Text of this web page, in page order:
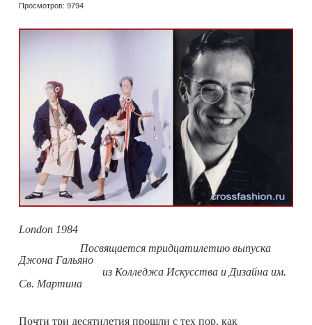
Просмотров: 9794
London 1984
Посвящается тридцатилетию выпуска
Джона Гальяно
из Колледжа Искусства и Дизайна им.
Св. Мартина
Почти три десятилетия прошли с тех пор, как